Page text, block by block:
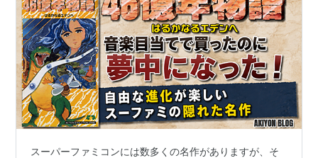
スーパーファミコンには数多くの名作がありますが、そ